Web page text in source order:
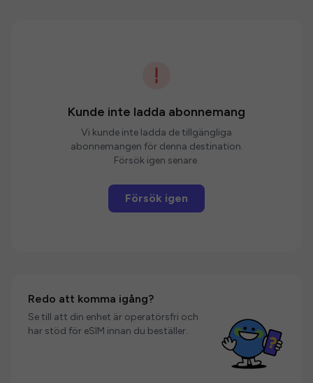
Kunde inte ladda abonnemang
Vi kunde inte ladda de tillgängliga
abonnemangen för denna destination.
Försök igen senare.
Försök igen
Redo att komma igång?
Se till att din enhet är operatörsfri och
har stöd för eSIM innan du beställer.